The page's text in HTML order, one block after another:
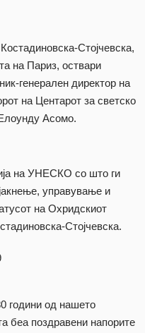
Стојчевска,
на Париз, оствари
генерален директор на
на Центарот за светско
Асомо.
на УНЕСКО со што ги
управување и
на Охридскиот
Стојчевска.
години од нашето
беа поздравени напорите